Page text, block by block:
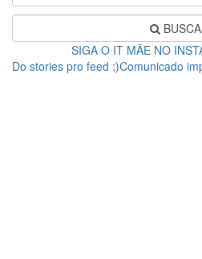
SIGA O IT MÃE NO
Do stories pro feed ;)Comunicado